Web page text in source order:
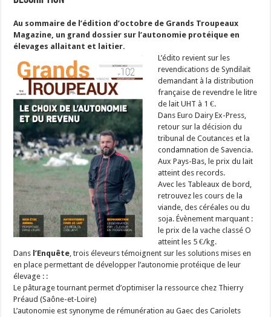
Au sommaire de l’édition d’octobre de Grands Troupeaux
Magazine, un grand dossier sur l’autonomie protéique en
élevages allaitant et laitier.
L’édito revient sur les
revendications de Syndilait
demandant à la distribution
française de revendre le litre
de lait UHT à 1 €.
Dans Euro Dairy Ex-Press,
retour sur la décision du
tribunal de Coutances et la
condamnation de Savencia.
Aux Pays-Bas, le prix du lait
atteint des records.
Avec les Tableaux de bord,
retrouvez les cours de la
viande, des céréales ou du
soja. Évènement marquant :
le prix de la vache classé O
atteint les 5 €/kg.
Dans l’Enquête, trois éleveurs témoignent sur les solutions mises en
en place permettant de développer l’autonomie protéique de leur
élevage : :
Le pâturage tournant permet d’optimiser la ressource chez Thierry
Préaud (Saône-et-Loire)
L’autonomie est synonyme de rémunération au Gaec des Cariolets